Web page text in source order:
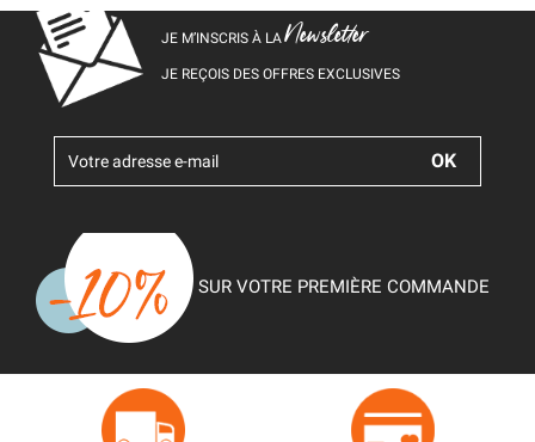
JE M’INSCRIS À LANewsletter
JE REÇOIS DES OFFRES EXCLUSIVES
SUR VOTRE PREMIÈRE COMMANDE